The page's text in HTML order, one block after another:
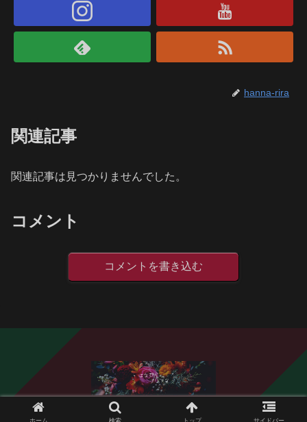
hanna-rira
関連記事
関連記事は見つかりませんでした。
コメント
コメントを書き込む
© 2020 はなびらブリンク.
ホーム 検索 トップ サイドバー